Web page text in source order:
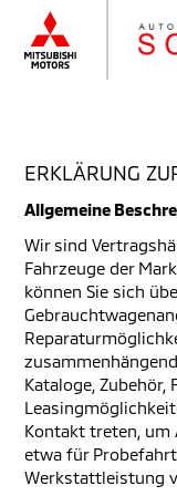
ERKLÄRUNG
Allgemeine
Wir sind
Fahrzeuge der
können Sie sich
Kataloge, Zubehör,
Kontakt treten, um
etwa für
Werkstattleistung